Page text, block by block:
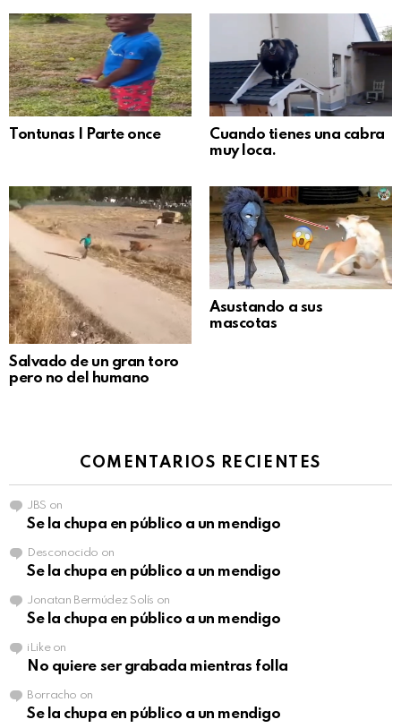
Tontunas | Parte once
Cuando tienes una cabra
muy loca.
Salvado de un gran toro
pero no del humano
Asustando a sus
mascotas
COMENTARIOS RECIENTES
JBS on
Se la chupa en público a un mendigo
Desconocido on
Se la chupa en público a un mendigo
Jonatan Bermúdez Solís on
Se la chupa en público a un mendigo
iLikeon
No quiere ser grabada mientras folla
Borracho on
Se la chupa en público a un mendigo